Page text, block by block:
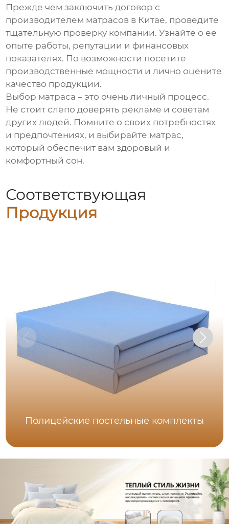
Прежде чем заключить договор с
производителем матрасов в Китае, проведите
тщательную проверку компании. Узнайте о ее
опыте работы, репутации и финансовых
показателях. По возможности посетите
производственные мощности и лично оцените
качество продукции.
Выбор матраса – это очень личный процесс.
Не стоит слепо доверять рекламе и советам
других людей. Помните о своих потребностях
и предпочтениях, и выбирайте матрас,
который обеспечит вам здоровый и
комфортный сон.
Соответствующая
Продукция
Полицейские постельные комплекты